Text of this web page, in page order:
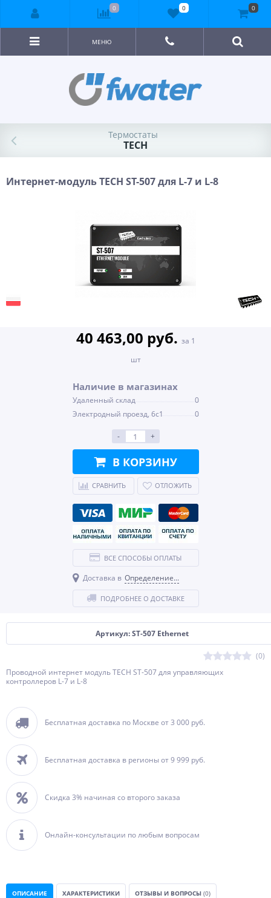
МЕНЮ
Термостаты
TECH
Интернет-модуль TECH ST-507 для L-7 и L-8
Артикул: ST-507 Ethernet
(0)
Проводной интернет модуль TECH ST-507 для управляющих
контроллеров L-7 и L-8
Бесплатная доставка по Москве от 3 000 руб.
Бесплатная доставка в регионы от 9 999 руб.
Скидка 3% начиная со второго заказа
Онлайн-консультации по любым вопросам
40 463,00 руб. за 1
шт
Наличие в магазинах
Удаленный склад
0
Электродный проезд, 6с1
0
- +
В КОРЗИНУ
СРАВНИТЬ ОТЛОЖИТЬ
ВСЕ СПОСОБЫ ОПЛАТЫ
Доставка в Определение...
ПОДРОБНЕЕ О ДОСТАВКЕ
ОПИСАНИЕ ХАРАКТЕРИСТИКИ ОТЗЫВЫ И ВОПРОСЫ (0)
0 0 0